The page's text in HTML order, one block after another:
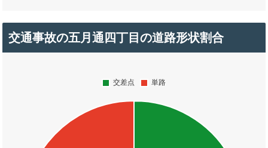
交通事故の五月通四丁目の道路形状割合